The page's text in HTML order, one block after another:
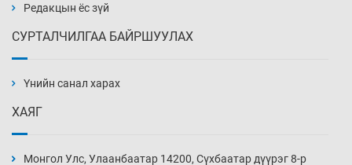
19 цаг 16 мин
Редакцын ёс зүй
СУРТАЛЧИЛГАА БАЙРШУУЛАХ
Үнийн санал харах
ХАЯГ
Монгол Улс, Улаанбаатар 14200, Сүхбаатар дүүрэг 8-р